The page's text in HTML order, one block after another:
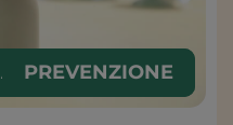
ALIMENTAZIONE
PREVENZIONE